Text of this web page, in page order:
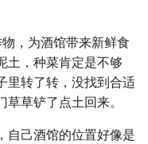
，为酒馆带来新鲜食
土，种菜肯定是不够
里转了转，没找到合适
草铲了点土回来。
自己酒馆的位置好像是